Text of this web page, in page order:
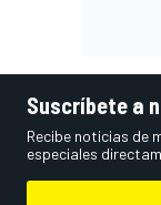
Suscríbete a
Recibe noticias de
especiales